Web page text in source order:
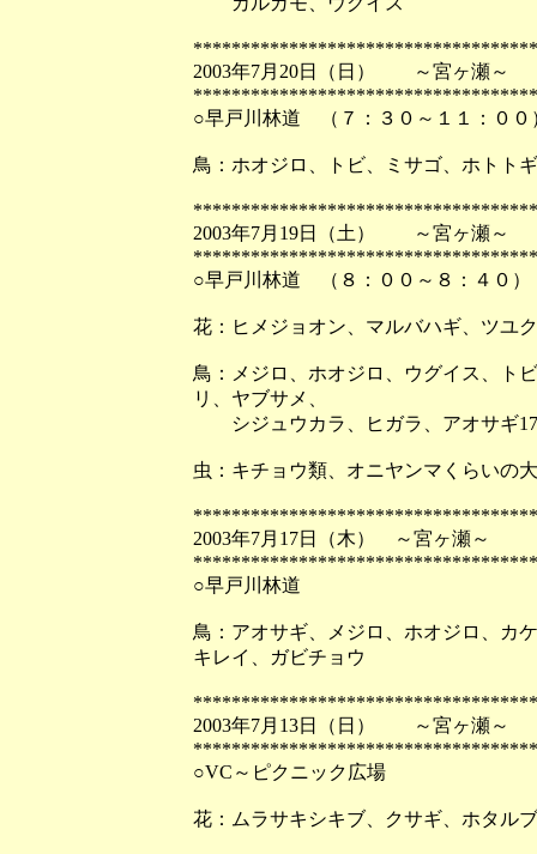
2003年7月20日（日） ～宮ヶ瀬～
○早戸川林道 （７：３０～１１：００
鳥：ホオジロ、トビ、ミサゴ、ホトト
2003年7月19日（土） ～宮ヶ瀬～
○早戸川林道 （８：００～８：４０）
花：ヒメジョオン、マルバハギ、ツユ
鳥：メジロ、ホオジロ、ウグイス、ト
リ、ヤブサメ、
シジュウカラ、ヒガラ、アオサギ17
虫：キチョウ類、オニヤンマくらいの
2003年7月17日（木） ～宮ヶ瀬～
○早戸川林道
鳥：アオサギ、メジロ、ホオジロ、カ
キレイ、ガビチョウ
2003年7月13日（日） ～宮ヶ瀬～
○VC～ピクニック広場
花：ムラサキシキブ、クサギ、ホタル